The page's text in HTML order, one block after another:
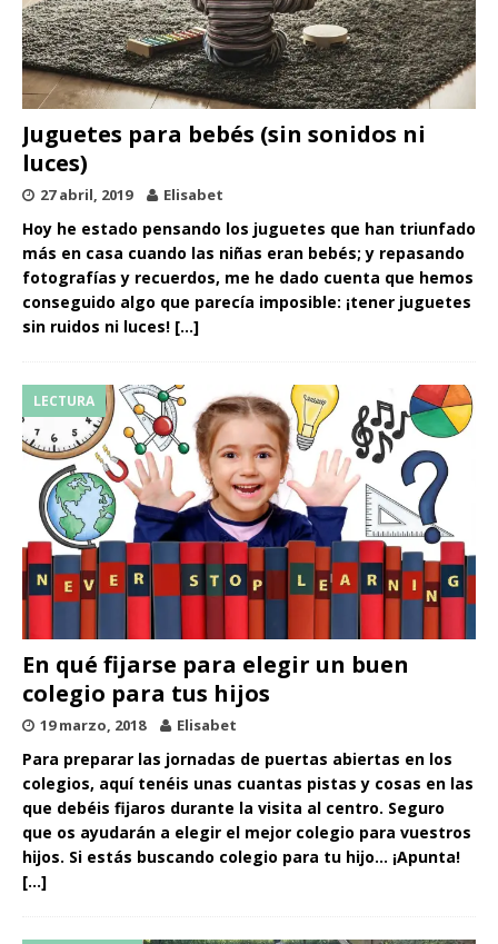
Juguetes para bebés (sin sonidos ni
luces)
27 abril, 2019 Elisabet
Hoy he estado pensando los juguetes que han triunfado
más en casa cuando las niñas eran bebés; y repasando
fotografías y recuerdos, me he dado cuenta que hemos
conseguido algo que parecía imposible: ¡tener juguetes
sin ruidos ni luces! […]
LECTURA
En qué fijarse para elegir un buen
colegio para tus hijos
19 marzo, 2018 Elisabet
Para preparar las jornadas de puertas abiertas en los
colegios, aquí tenéis unas cuantas pistas y cosas en las
que debéis fijaros durante la visita al centro. Seguro
que os ayudarán a elegir el mejor colegio para vuestros
hijos. Si estás buscando colegio para tu hijo… ¡Apunta!
[…]